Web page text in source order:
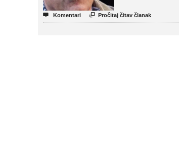
 Komentari  Pročitaj čitav članak